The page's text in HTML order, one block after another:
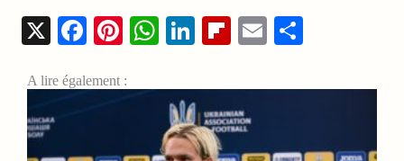
X Facebook
Pinterest
WhatsApp
LinkedIn
Flipboard
Email
A lire également :